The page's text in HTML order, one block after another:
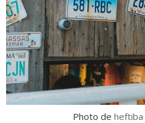
Photo de heftiba